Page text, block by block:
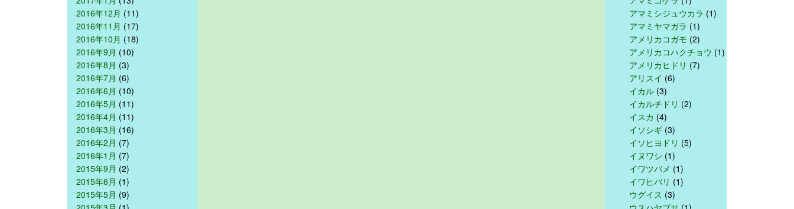
2016年12月 (11)
2016年11月 (17)
2016年10月 (18)
2016年9月 (10)
2016年8月 (3)
2016年7月 (6)
2016年6月 (10)
2016年5月 (11)
2016年4月 (11)
2016年3月 (16)
2016年2月 (7)
2016年1月 (7)
2015年9月 (2)
2015年6月 (1)
2015年5月 (9)
アマミシジュウカラ (1)
アマミヤマガラ (1)
アメリカコガモ (2)
アメリカコハクチョウ (1)
アメリカヒドリ (7)
アリスイ (6)
イカル (3)
イカルチドリ (2)
イスカ (4)
イソシギ (3)
イソヒヨドリ (5)
イヌワシ (1)
イワツバメ (1)
イワヒバリ (1)
ウグイス (3)